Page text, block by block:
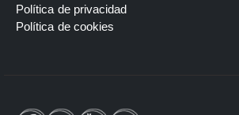
Política de privacidad
Política de cookies